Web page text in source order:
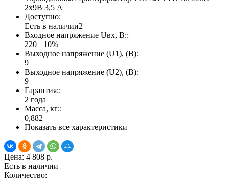
2х9В 3,5 А
Доступно:
Есть в наличии2
Входное напряжение Uвх, В::
220 ±10%
Выходное напряжение (U1), (В):
9
Выходное напряжение (U2), (В):
9
Гарантия::
2 года
Масса, кг::
0,882
Показать все характеристики
Цена: 4 808 р.
Есть в наличии
Количество: